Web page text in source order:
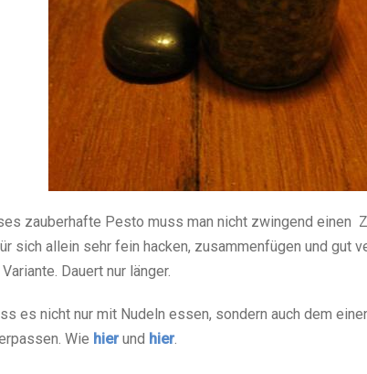
zauberhafte Pesto muss man nicht zwingend einen
sich allein sehr fein hacken, zusammenfügen und gut
Dauert nur länger.
es nicht nur mit Nudeln essen, sondern auch dem
Wie hierund hier.